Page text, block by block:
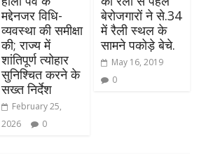
मद्देनजर विधि-
व्यवस्था की समीक्षा
की; राज्य में
शांतिपूर्ण त्योहार
सुनिश्चित करने के
सख्त निर्देश
February 25,
2026
0
बेरोजगारों ने से.34
में रैली स्थल के
सामने पकोड़े बेचे.
May 16, 2019
0